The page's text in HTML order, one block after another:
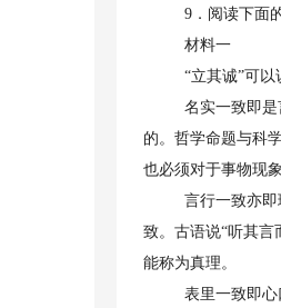
9．阅读下面
材料一
“立其诚”可
名实一致即
的。哲学命题与科
也必须对于事物现
言行一致亦
致。古语说“听其
能称为真理。
表里一致即